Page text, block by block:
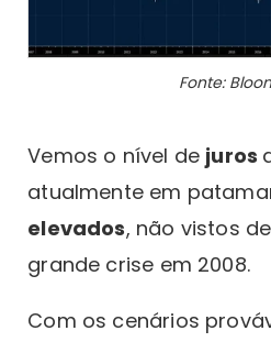
Fonte:
Vemos o nível de juros
atualmente em
elevados, não vistos
grande crise em 2008.
Com os cenários